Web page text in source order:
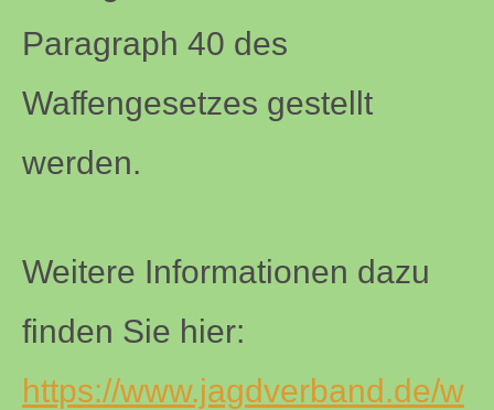
Paragraph 40 des
Waffengesetzes gestellt
werden.
Weitere Informationen dazu
finden Sie hier:
https://www.jagdverband.de/w